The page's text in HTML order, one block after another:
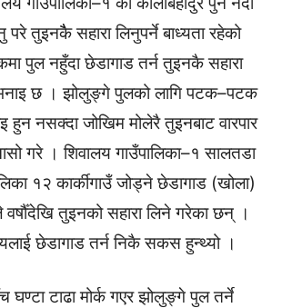
परे तुइनकैै सहारा लिनुपर्ने बाध्यता रहेको
पुल नहुँदा छेडागाड तर्न तुइनकै सहारा
छ । झोलुङ्गे पुलको लागि पटक–पटक
हुन नसक्दा जोखिम मोलेरै तुइनबाट वारपार
गरे । शिवालय गाउँपालिका–१ सालतडा
१२ कार्कीगाउँ जोड्ने छेडागाड (खोला)
वर्षौँदेखि तुइनको सहारा लिने गरेका छन् ।
छेडागाड तर्न निकै सकस हुन्थ्यो ।
घण्टा टाढा मोर्क गएर झोलुङ्गे पुल तर्ने